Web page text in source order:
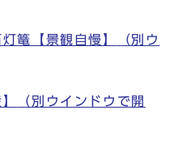
篭【景観自慢】
（別ウ
（別ウインドウで開